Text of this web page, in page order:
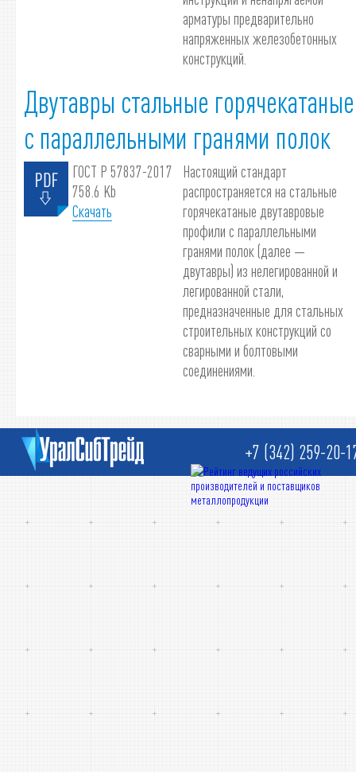
арматуры предварительно
напряженных железобетонных
конструкций.
Двутавры стальные горячекатаные
с параллельными гранями полок
ГОСТ Р 57837-2017
758.6 Kb
Скачать
Настоящий стандарт
распространяется на стальные
горячекатаные двутавровые
профили с параллельными
гранями полок (далее —
двутавры) из нелегированной и
легированной стали,
предназначенные для стальных
строительных конструкций со
сварными и болтовыми
соединениями.
+7 (342) 259-20-